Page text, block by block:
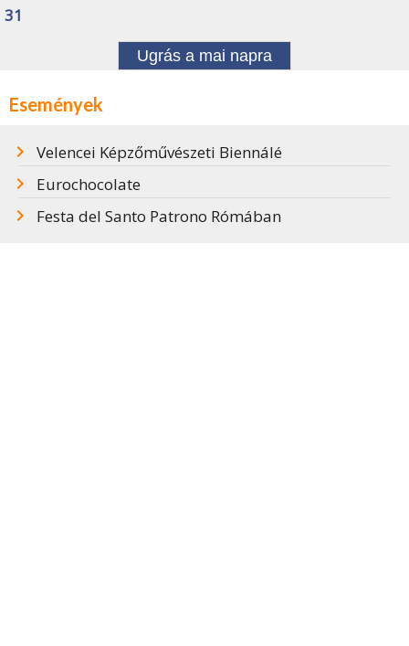
31
Ugrás a mai napra
Események
Velencei Képzőművészeti Biennálé
Eurochocolate
Festa del Santo Patrono Rómában